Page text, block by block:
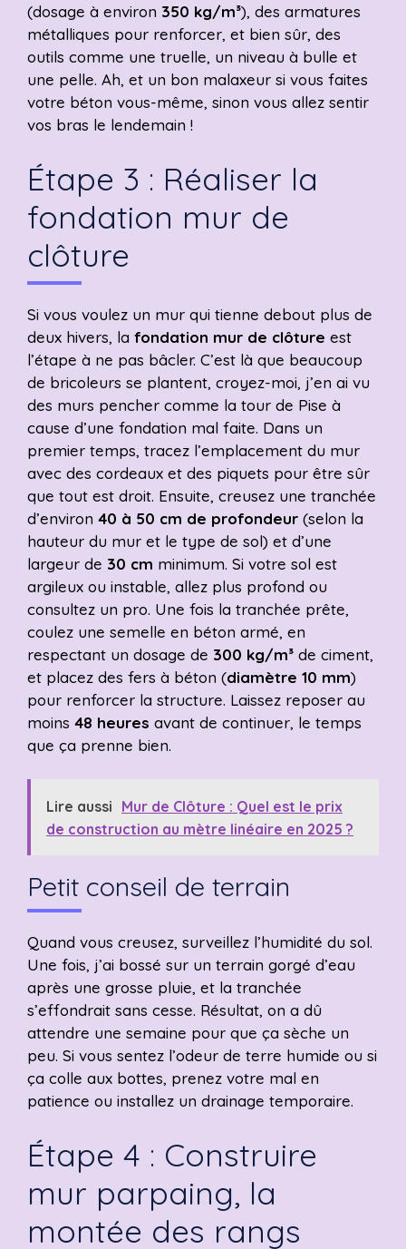
(dosage à environ 350 kg/m³), des armatures
métalliques pour renforcer, et bien sûr, des
outils comme une truelle, un niveau à bulle et
une pelle. Ah, et un bon malaxeur si vous faites
votre béton vous-même, sinon vous allez sentir
vos bras le lendemain !
Étape 3 : Réaliser la
fondation mur de
clôture
Si vous voulez un mur qui tienne debout plus de
deux hivers, la fondation mur de clôture est
l’étape à ne pas bâcler. C’est là que beaucoup
de bricoleurs se plantent, croyez-moi, j’en ai vu
des murs pencher comme la tour de Pise à
cause d’une fondation mal faite. Dans un
premier temps, tracez l’emplacement du mur
avec des cordeaux et des piquets pour être sûr
que tout est droit. Ensuite, creusez une tranchée
d’environ 40 à 50 cm de profondeur (selon la
hauteur du mur et le type de sol) et d’une
largeur de 30 cm minimum. Si votre sol est
argileux ou instable, allez plus profond ou
consultez un pro. Une fois la tranchée prête,
coulez une semelle en béton armé, en
respectant un dosage de 300 kg/m³ de ciment,
et placez des fers à béton (diamètre 10 mm)
pour renforcer la structure. Laissez reposer au
moins 48 heures avant de continuer, le temps
que ça prenne bien.
Lire aussi Mur de Clôture : Quel est le prix
de construction au mètre linéaire en 2025 ?
Petit conseil de terrain
Quand vous creusez, surveillez l’humidité du sol.
Une fois, j’ai bossé sur un terrain gorgé d’eau
après une grosse pluie, et la tranchée
s’effondrait sans cesse. Résultat, on a dû
attendre une semaine pour que ça sèche un
peu. Si vous sentez l’odeur de terre humide ou si
ça colle aux bottes, prenez votre mal en
patience ou installez un drainage temporaire.
Étape 4 : Construire
mur parpaing, la
montée des rangs